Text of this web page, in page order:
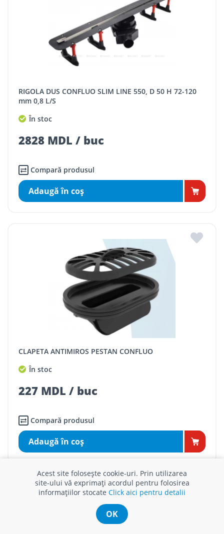
RIGOLA DUS CONFLUO SLIM LINE 550, D 50 H 72-120
mm 0,8 L/S
În stoc
2828 MDL / buc
Compară produsul
Adaugă în coş
CLAPETA ANTIMIROS PESTAN CONFLUO
În stoc
227 MDL / buc
Compară produsul
Adaugă în coş
Acest site folosește cookie-uri. Prin utilizarea
site-ului vă exprimați acordul pentru folosirea
informațiilor stocate Click aici pentru detalii
OK